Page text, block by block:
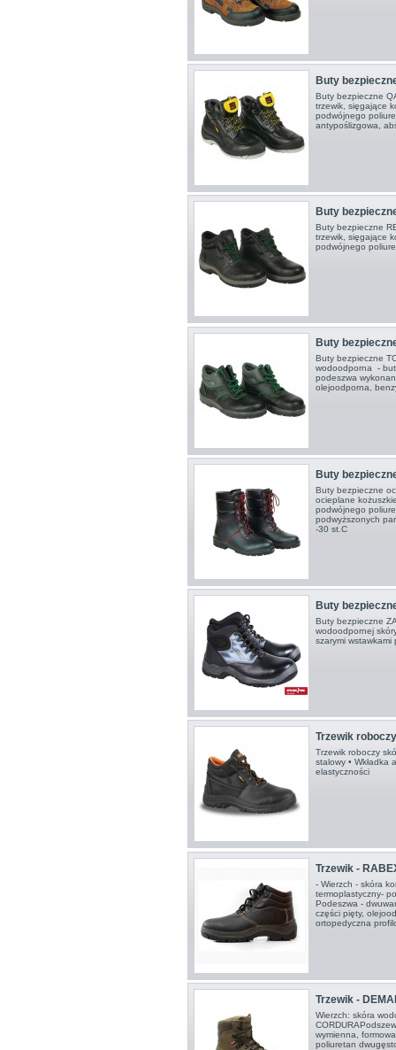
Buty
Buty bezpieczne
trzewik, sięgające
podwójnego
antypoślizgowa,
Buty
Buty bezpieczne
trzewik, sięgające
podwójnego
Buty
Buty bezpieczne
wodoodporna -
podeszwa
olejoodporna,
Buty
Buty bezpieczne
ocieplane
podwójnego
podwyższonych
-30 st.C
Buty
Buty bezpieczne
wodoodpornej
szarymi
Trzewik
Trzewik roboczy
stalowy • Wkładka
elastyczności
Trzewik -
- Wierzch - skóra
termoplastyczny-
Podeszwa -
części pięty,
ortopedyczna
Trzewik -
Wierzch: skóra
wymienna,
poliuretan